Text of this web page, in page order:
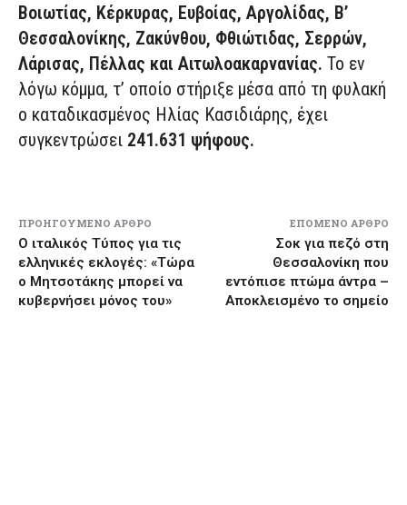
Βοιωτίας, Κέρκυρας, Ευβοίας, Αργολίδας, Β’
Θεσσαλονίκης, Ζακύνθου, Φθιώτιδας, Σερρών,
Λάρισας, Πέλλας και Αιτωλοακαρνανίας. Το εν
λόγω κόμμα, τ’ οποίο στήριξε μέσα από τη φυλακή
ο καταδικασμένος Ηλίας Κασιδιάρης, έχει
συγκεντρώσει 241.631 ψήφους.
ΠΡΟΗΓΟΎΜΕΝΟ ΆΡΘΡΟ
Ο ιταλικός Τύπος για τις
ελληνικές εκλογές: «Τώρα
ο Μητσοτάκης μπορεί να
κυβερνήσει μόνος του»
ΕΠΌΜΕΝΟ ΆΡΘΡΟ
Σοκ για πεζό στη
Θεσσαλονίκη που
εντόπισε πτώμα άντρα –
Αποκλεισμένο το σημείο